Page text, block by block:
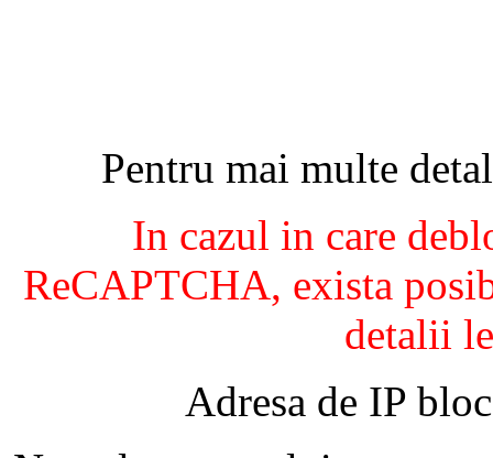
Pentru mai multe
In cazul in care
ReCAPTCHA, exista
detalii
Adresa de IP